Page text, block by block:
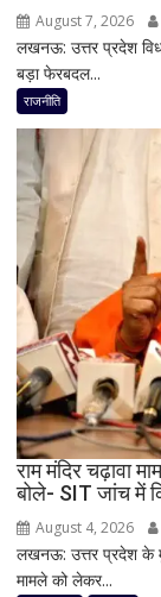
August 7, 2026
लखनऊ: उत्तर प्रदेश
बड़ा फेरबदल...
राजनीति
राम मंदिर चढ़ावा
बोले- SIT जांच में
August 4, 2026
लखनऊ: उत्तर प्रदेश के
मामले को लेकर...